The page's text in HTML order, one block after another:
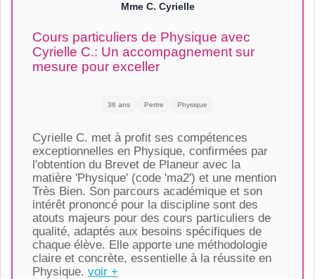
Mme C. Cyrielle
Cours particuliers de Physique avec
Cyrielle C.: Un accompagnement sur
mesure pour exceller
36 ans Pertre Physique
Cyrielle C. met à profit ses compétences
exceptionnelles en Physique, confirmées par
l'obtention du Brevet de Planeur avec la
matière 'Physique' (code 'ma2') et une mention
Très Bien. Son parcours académique et son
intérêt prononcé pour la discipline sont des
atouts majeurs pour des cours particuliers de
qualité, adaptés aux besoins spécifiques de
chaque élève. Elle apporte une méthodologie
claire et concrète, essentielle à la réussite en
Physique. voir +